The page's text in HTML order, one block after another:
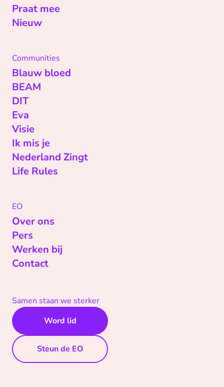
Praat mee
Nieuw
Communities
Blauw bloed
BEAM
DIT
Eva
Visie
Ik mis je
Nederland Zingt
Life Rules
EO
Over ons
Pers
Werken bij
Contact
Samen staan we sterker
Word lid
Steun de EO